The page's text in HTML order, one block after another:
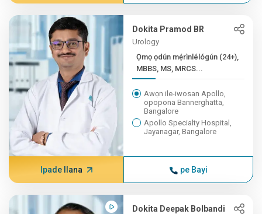
Dokita Pramod BR
Urology
Ọmọ ọdún mẹ́rìnlélógún (24+),
MBBS, MS, MRCS...
Awọn ile-iwosan Apollo,
opopona Bannerghatta,
Bangalore
Apollo Specialty Hospital,
Jayanagar, Bangalore
Ipade Ilana pe Bayi
Dokita Deepak Bolbandi